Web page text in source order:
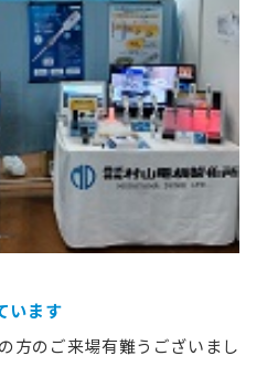
います
方のご来場有難うございまし